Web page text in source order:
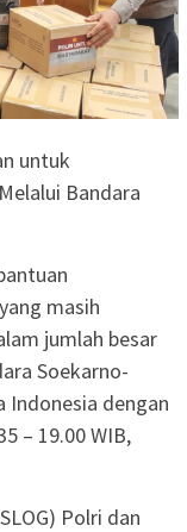
untuk
Bandara
masih
jumlah besar
Soekarno-
Indonesia dengan
– 19.00 WIB,
Polri dan